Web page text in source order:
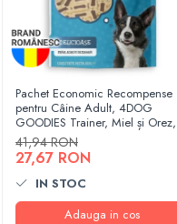
Pachet Economic Recompense
pentru Câine Adult, 4DOG
GOODIES Trainer, Miel și Orez,
6x150g
41,94 RON
27,67 RON
IN STOC
Adauga in cos